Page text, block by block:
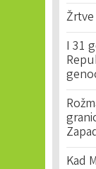
I 31
Kad